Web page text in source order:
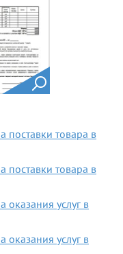
поставки товара в
поставки товара в
оказания услуг в
оказания услуг в